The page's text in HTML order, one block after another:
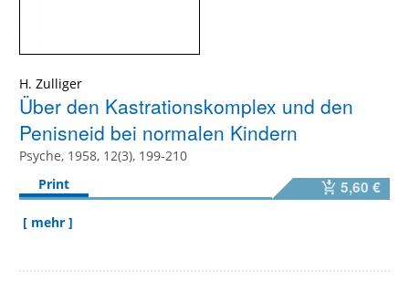
H. Zulliger
Über den Kastrationskomplex und den
Penisneid bei normalen Kindern
Psyche, 1958, 12(3), 199-210
Print
5,60 €
[ mehr ]